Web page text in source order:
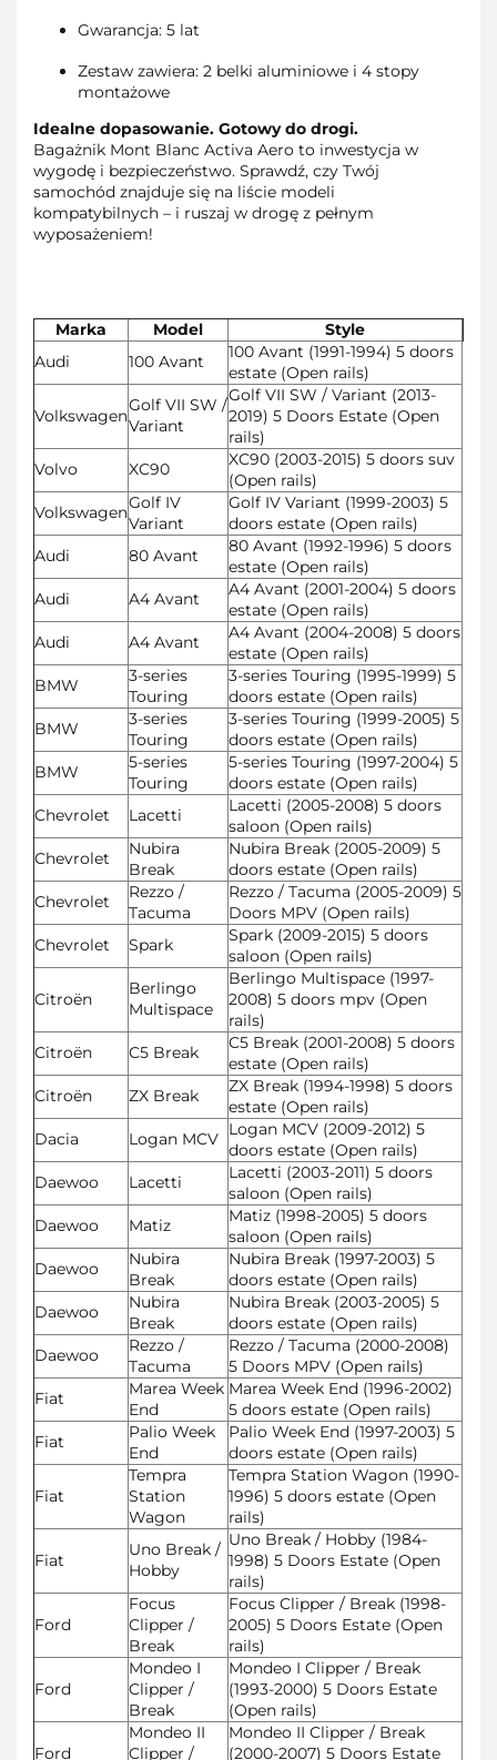
Gwarancja: 5 lat
Zestaw zawiera: 2 belki aluminiowe i 4 stopy
montażowe
Idealne dopasowanie. Gotowy do drogi.
Bagażnik Mont Blanc Activa Aero to inwestycja w
wygodę i bezpieczeństwo. Sprawdź, czy Twój
samochód znajduje się na liście modeli
kompatybilnych – i ruszaj w drogę z pełnym
wyposażeniem!
Marka Model
Style
Audi
100 Avant
100 Avant (1991-1994) 5 doors
estate (Open rails)
Volkswagen
Golf VII SW /
Variant
Golf VII SW / Variant (2013-
2019) 5 Doors Estate (Open
rails)
Volvo
XC90
XC90 (2003-2015) 5 doors suv
(Open rails)
VolkswagenGolf IV
Variant
Golf IV Variant (1999-2003) 5
doors estate (Open rails)
Audi
80 Avant
80 Avant (1992-1996) 5 doors
estate (Open rails)
Audi
A4 Avant
A4 Avant (2001-2004) 5 doors
estate (Open rails)
Audi
A4 Avant
A4 Avant (2004-2008) 5 doors
estate (Open rails)
BMW
3-series
Touring
3-series Touring (1995-1999) 5
doors estate (Open rails)
BMW
3-series
Touring
3-series Touring (1999-2005) 5
doors estate (Open rails)
BMW
5-series
Touring
5-series Touring (1997-2004) 5
doors estate (Open rails)
Chevrolet
Lacetti
Lacetti (2005-2008) 5 doors
saloon (Open rails)
Chevrolet
Nubira
Break
Nubira Break (2005-2009) 5
doors estate (Open rails)
Chevrolet
Rezzo /
Tacuma
Rezzo / Tacuma (2005-2009) 5
Doors MPV (Open rails)
Chevrolet
Spark
Spark (2009-2015) 5 doors
saloon (Open rails)
Citroën
Berlingo
Multispace
Berlingo Multispace (1997-
2008) 5 doors mpv (Open
rails)
Citroën
C5 Break
C5 Break (2001-2008) 5 doors
estate (Open rails)
Citroën
ZX Break
ZX Break (1994-1998) 5 doors
estate (Open rails)
Dacia
Logan MCV Logan MCV (2009-2012) 5
doors estate (Open rails)
Daewoo
Lacetti
Lacetti (2003-2011) 5 doors
saloon (Open rails)
Daewoo
Matiz
Matiz (1998-2005) 5 doors
saloon (Open rails)
Daewoo
Nubira
Break
Nubira Break (1997-2003) 5
doors estate (Open rails)
Daewoo
Nubira
Break
Nubira Break (2003-2005) 5
doors estate (Open rails)
Daewoo
Rezzo /
Tacuma
Rezzo / Tacuma (2000-2008)
5 Doors MPV (Open rails)
Fiat
Marea Week
End
Marea Week End (1996-2002)
5 doors estate (Open rails)
Fiat
Palio Week
End
Palio Week End (1997-2003) 5
doors estate (Open rails)
Fiat
Tempra
Station
Wagon
Tempra Station Wagon (1990-
1996) 5 doors estate (Open
rails)
Fiat
Uno Break /
Hobby
Uno Break / Hobby (1984-
1998) 5 Doors Estate (Open
rails)
Ford
Focus
Clipper /
Break
Focus Clipper / Break (1998-
2005) 5 Doors Estate (Open
rails)
Ford
Mondeo I
Clipper /
Break
Mondeo I Clipper / Break
(1993-2000) 5 Doors Estate
(Open rails)
Ford
Mondeo II
Clipper /
Mondeo II Clipper / Break
(2000-2007) 5 Doors Estate